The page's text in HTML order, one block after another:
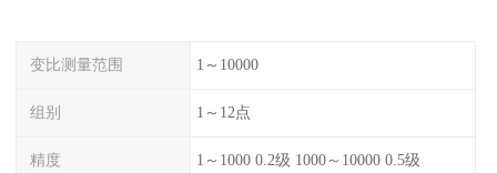
变比测量范围 1～10000
组别 1～12点
精度 1～1000 0.2级 1000～10000 0.5级